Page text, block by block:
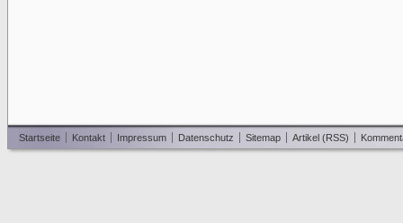
Startseite Kontakt Impressum Datenschutz Sitemap Artikel (RSS)